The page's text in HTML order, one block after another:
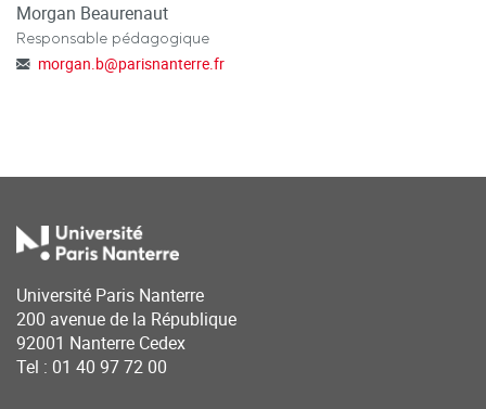
Morgan Beaurenaut
Responsable pédagogique
morgan.b@parisnanterre.fr
Université Paris Nanterre
200 avenue de la République
92001 Nanterre Cedex
Tel : 01 40 97 72 00